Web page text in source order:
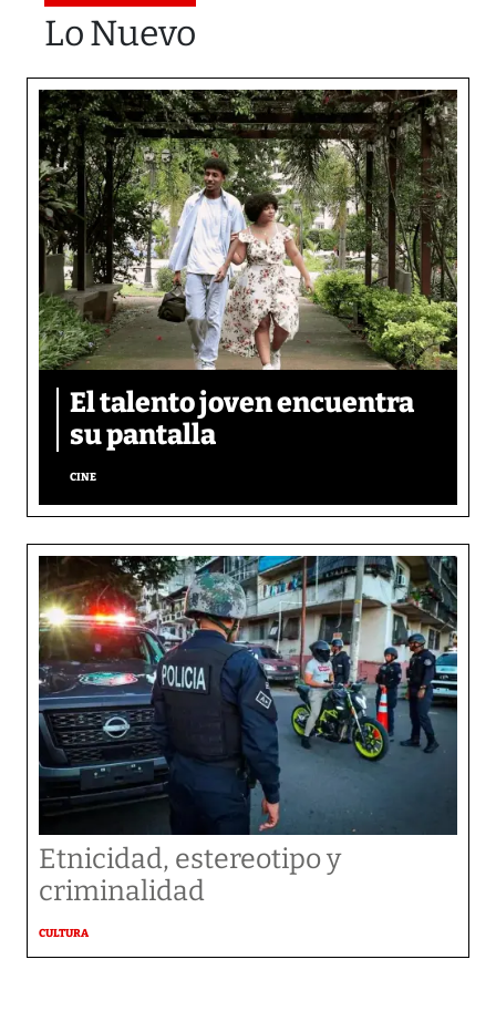
Lo Nuevo
El talento joven encuentra
su pantalla​
CINE
Etnicidad, estereotipo y
criminalidad
CULTURA